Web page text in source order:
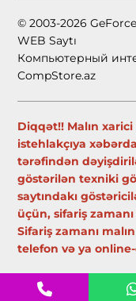
© 2003-2026
WEB Saytı
Компьютерный
CompStore.az
Diqqət!! Malın
istehlakçıya
tərəfindən
göstərilən texniki
saytındakı
üçün, sifariş
Sifariş zamanı
telefon və ya